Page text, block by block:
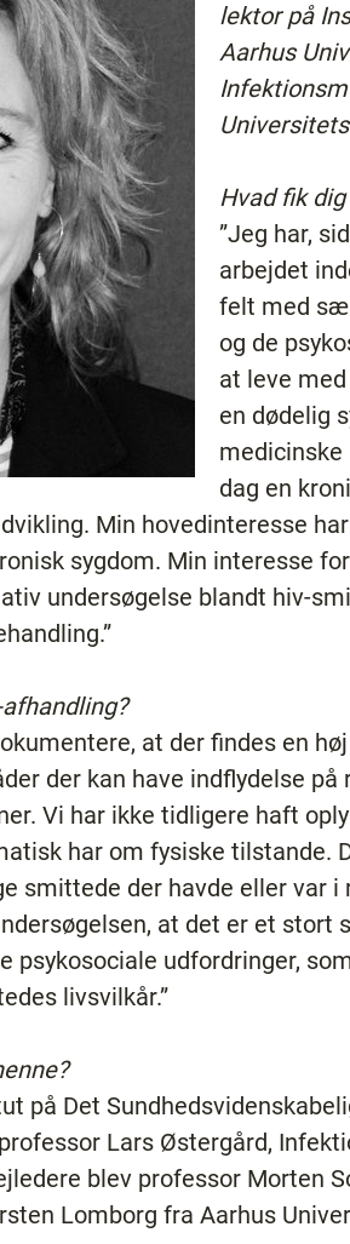
lektor på
Aarhus
Hvad fik
”Jeg har,
arbejdet
felt med
og de
at leve
en dødelig
medicinske
dag en
Min hovedinteresse
sygdom. Min interesse
undersøgelse blandt hiv-
at der findes en
der kan have indflydelse på
Vi har ikke tidligere haft
har om fysiske tilstande.
smittede der havde eller var i
at det er et stort
psykosociale udfordringer,
livsvilkår.”
på Det
Lars Østergård,
blev professor Morten
Lomborg fra Aarhus